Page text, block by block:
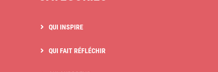
QUI INSPIRE
QUI FAIT RÉFLÉCHIR